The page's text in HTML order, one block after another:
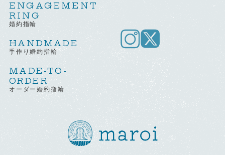
ENGAGEMENT
RING
婚約指輪
HANDMADE
手作り婚約指輪
MADE-TO-
ORDER
オーダー婚約指輪